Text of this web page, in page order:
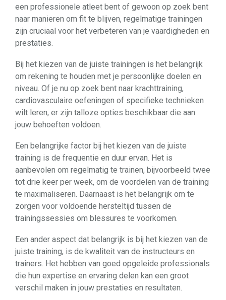
een professionele atleet bent of gewoon op zoek bent
naar manieren om fit te blijven, regelmatige trainingen
zijn cruciaal voor het verbeteren van je vaardigheden en
prestaties.
Bij het kiezen van de juiste trainingen is het belangrijk
om rekening te houden met je persoonlijke doelen en
niveau. Of je nu op zoek bent naar krachttraining,
cardiovasculaire oefeningen of specifieke technieken
wilt leren, er zijn talloze opties beschikbaar die aan
jouw behoeften voldoen.
Een belangrijke factor bij het kiezen van de juiste
training is de frequentie en duur ervan. Het is
aanbevolen om regelmatig te trainen, bijvoorbeeld twee
tot drie keer per week, om de voordelen van de training
te maximaliseren. Daarnaast is het belangrijk om te
zorgen voor voldoende hersteltijd tussen de
trainingssessies om blessures te voorkomen.
Een ander aspect dat belangrijk is bij het kiezen van de
juiste training, is de kwaliteit van de instructeurs en
trainers. Het hebben van goed opgeleide professionals
die hun expertise en ervaring delen kan een groot
verschil maken in jouw prestaties en resultaten.